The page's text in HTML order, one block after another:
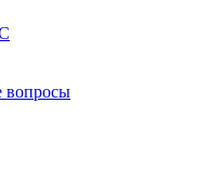
вопросы